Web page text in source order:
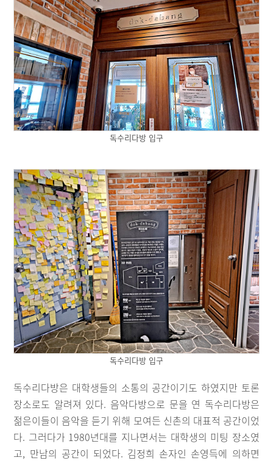
독수리다방 입구
독수리다방 입구
독수리다방은 대학생들의 소통의 공간이기도 하였지만 토론
장소로도 알려져 있다. 음악다방으로 문을 연 독수리다방은
젊은이들이 음악을 듣기 위해 모여든 신촌의 대표적 공간이었
다. 그러다가 1980년대를 지나면서는 대학생의 미팅 장소였
고, 만남의 공간이 되었다. 김정희 손자인 손영득에 의하면